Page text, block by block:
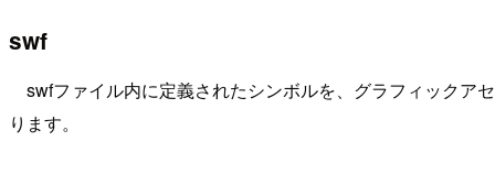
swf
swfファイル内に定義されたシンボルを、グラフィックア
ります。